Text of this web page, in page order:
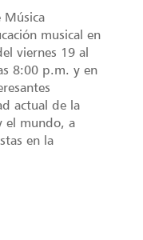
Música
musical en
viernes 19 al
8:00 p.m. y en
actual de la
el mundo, a
en la